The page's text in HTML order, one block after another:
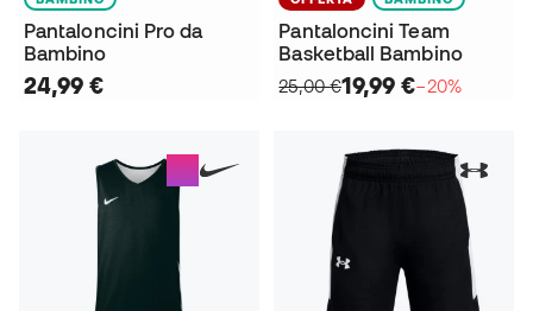
Pantaloncini Pro da
Bambino
24,99 €
Pantaloncini Team
Basketball Bambino
25,00 €19,99 €−20%